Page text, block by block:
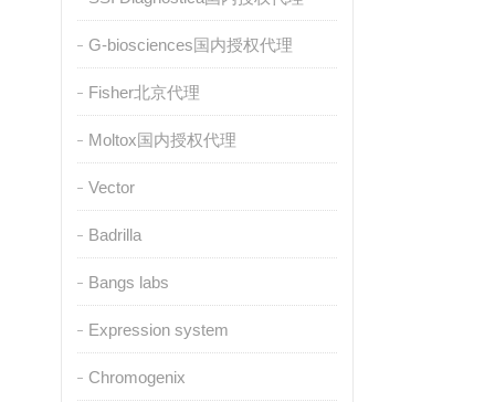
G-biosciences国内授权代理
Fisher北京代理
Moltox国内授权代理
Vector
Badrilla
Bangs labs
Expression system
Chromogenix